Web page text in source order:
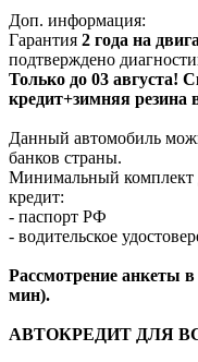
Доп. информация:
Гарантия 2 года на
подтверждено
Только до 03 августа!
кредит+зимняя резина
Данный автомобиль
банков страны.
Минимальный комплект
кредит:
- паспорт РФ
- водительское
Рассмотрение анкеты
мин).
АВТОКРЕДИТ ДЛЯ